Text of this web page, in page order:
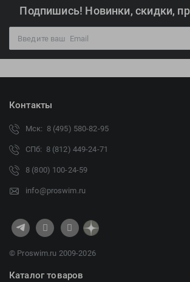
Подпишись! Новинки, скидки,
Контакты
Мск: 8 (495) 580-82-95
СПб: 8 (812) 449-24-71
8 (800) 100-24-59
info@proswim.ru
© Proswim.ru 2009-2026
Каталог товаров